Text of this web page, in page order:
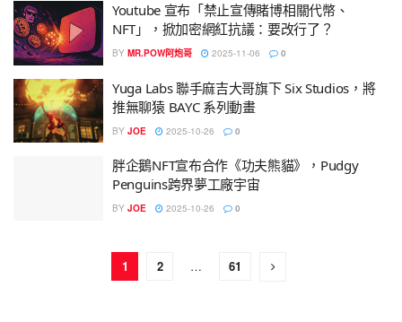
Youtube 宣布「禁止宣傳賭博相關代幣、
NFT」，掀加密網紅抗議：要改行了？
BY MR.POW阿炮哥 2025-11-06 0
Yuga Labs 聯手麻吉大哥旗下 Six Studios，將
推無聊猿 BAYC 系列動畫
BY JOE 2025-10-26 0
胖企鵝NFT宣布合作《功夫熊貓》，Pudgy
Penguins跨界夢工廠宇宙
BY JOE 2025-10-26 0
1 2 … 61